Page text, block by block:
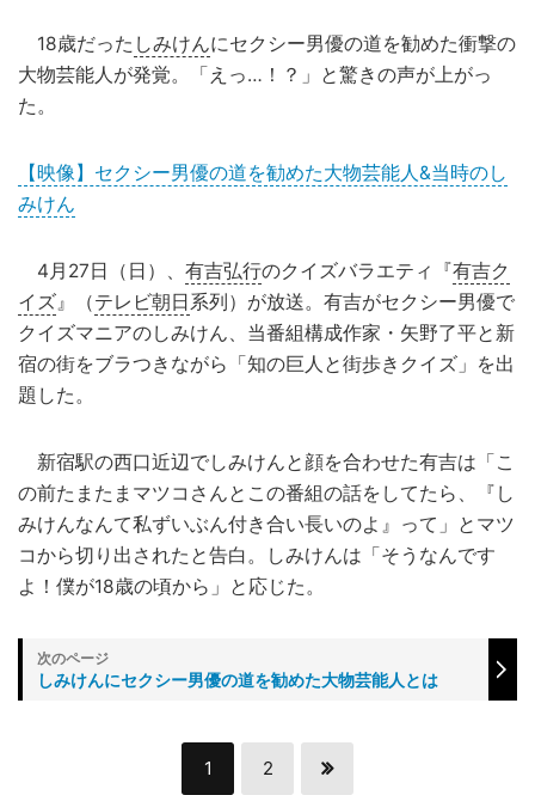
18歳だった しみけんにセクシー男優の道を勧めた衝撃の
大物芸能人が発覚。「えっ…！？」と驚きの声が上がっ
た。
【映像】セクシー男優の道を勧めた大物芸能人&当時のし
みけん
4月27日（日）、 有吉弘行のクイズバラエティ『有吉ク
イズ 』（テレビ朝日系列）が放送。有吉がセクシー男優で
クイズマニアのしみけん、当番組構成作家・矢野了平と新
宿の街をブラつきながら「知の巨人と街歩きクイズ」を出
題した。
新宿駅の西口近辺でしみけんと顔を合わせた有吉は「こ
の前たまたまマツコさんとこの番組の話をしてたら、『し
みけんなんて私ずいぶん付き合い長いのよ』って」とマツ
コから切り出されたと告白。しみけんは「そうなんです
よ！僕が18歳の頃から」と応じた。
しみけんにセクシー男優の道を勧めた大物芸能人とは
1 2